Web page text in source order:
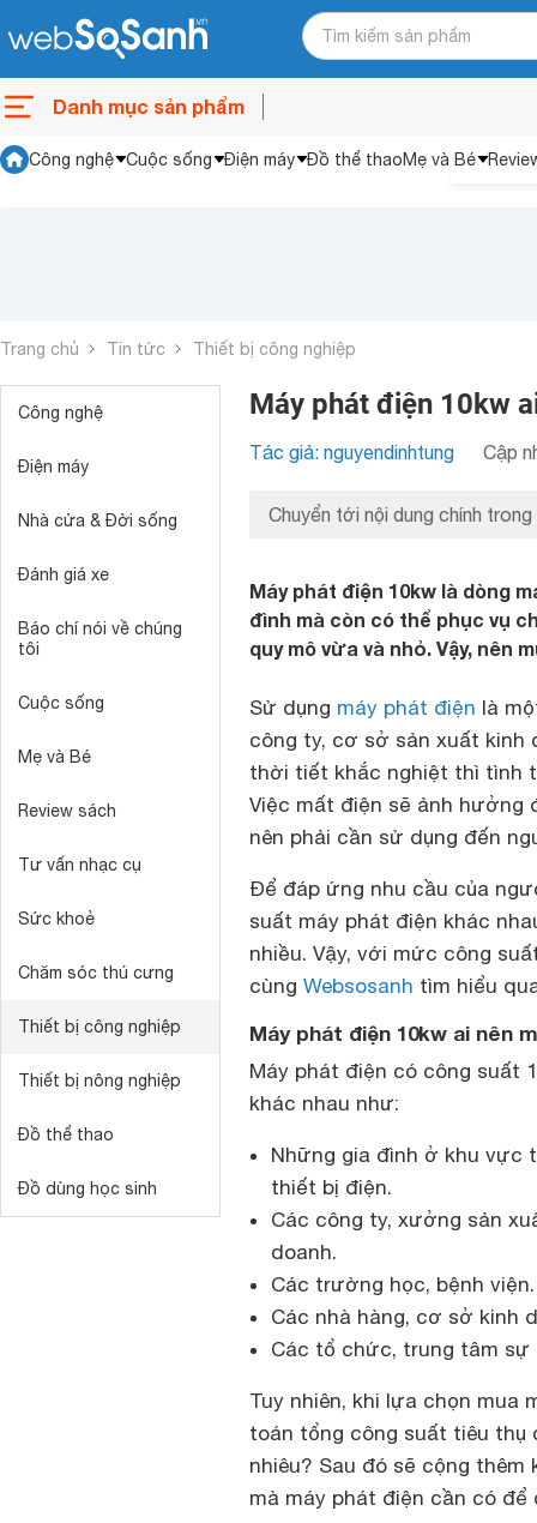
Danh mục sản phẩm
Công nghệ Cuộc sống Điện máy Đồ thể thaoMẹ và Bé
Trang chủ Tin tức Thiết bị công nghiệp
Công nghệ
Điện máy
Nhà cửa & Đời sống
Đánh giá xe
Báo chí nói về chúng
tôi
Cuộc sống
Mẹ và Bé
Review sách
Tư vấn nhạc cụ
Sức khoẻ
Chăm sóc thú cưng
Thiết bị công nghiệp
Thiết bị nông nghiệp
Đồ thể thao
Đồ dùng học sinh
Máy phát điện 10kw
Tác giả: nguyendinhtung Cập
Chuyển tới nội dung chính trong
Máy phát điện 10kw là dòng
đình mà còn có thể phục vụ
quy mô vừa và nhỏ. Vậy, nên
Sử dụng máy phát điện là
công ty, cơ sở sản xuất
thời tiết khắc nghiệt thì tình
Việc mất điện sẽ ảnh hưởng
nên phải cần sử dụng đến
Để đáp ứng nhu cầu của
suất máy phát điện khác
nhiều. Vậy, với mức công
cùng Websosanh tìm hiểu
Máy phát điện 10kw ai nên
Máy phát điện có công suất
khác nhau như:
Những gia đình ở khu vực
thiết bị điện.
Các công ty, xưởng sản
doanh.
Các trường học, bệnh viện.
Các nhà hàng, cơ sở kinh
Các tổ chức, trung tâm
Tuy nhiên, khi lựa chọn mua
toán tổng công suất tiêu thụ
nhiêu? Sau đó sẽ cộng
mà máy phát điện cần có để